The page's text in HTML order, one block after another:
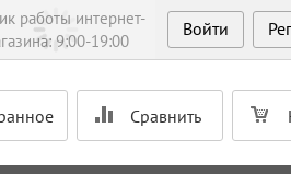
работы интернет-
9:00-19:00
Войти
Сравнить